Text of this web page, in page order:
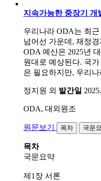
지속가능한 중장기 개
우리나라 ODA는 최
넘어선 가운데, 재정
ODA 예산은 2025년
원대로 예상된다. 국
은 필요하지만, 우리나
정지원 외 발간일
ODA, 대외원조
원문보기 목차 국문
목차
국문요약
제1장 서론